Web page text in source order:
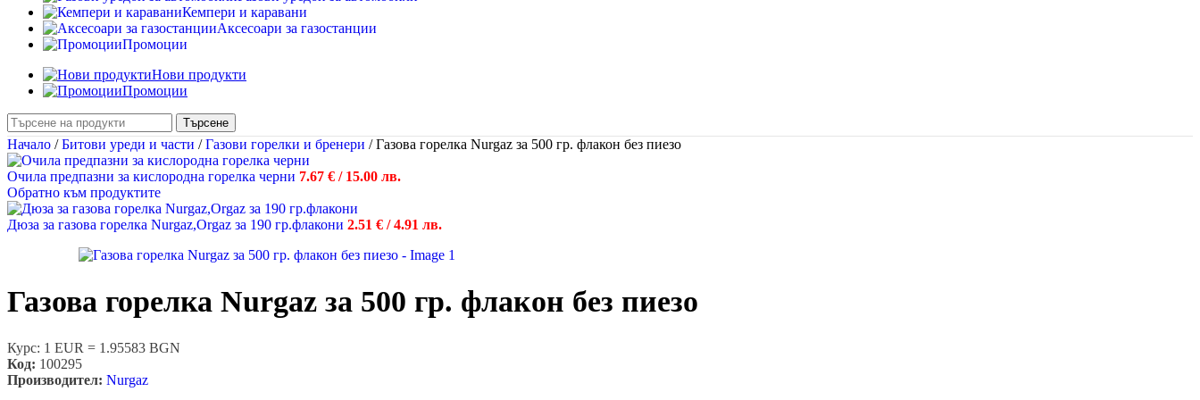
Кемпери и каравани
Аксесоари за газостанции
Промоции
Нови продукти
Промоции
Търсене
Начало / Битови уреди и части / Газови горелки и бренери / Газова горелка Nurgaz за 500 гр. флакон без пиезо
Очила предпазни за кислородна горелка черни 7.67 € / 15.00 лв.
Обратно към продуктите
Дюза за газова горелка Nurgaz,Orgaz за 190 гр.флакони 2.51 € / 4.91 лв.
Газова горелка Nurgaz за 500 гр. флакон без пиезо
Курс: 1 EUR = 1.95583 BGN
Код: 100295
Производител: Nurgaz